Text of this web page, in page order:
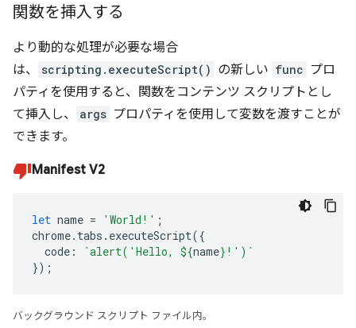
関数を挿入する
より動的な処理が必要な場合
は、
scripting.executeScript() の新しい func プロ
パティを使用すると、関数をコンテンツ スクリプトとし
て挿入し、
args プロパティを使用して変数を渡すことが
できます。
Manifest V2
let name = 'World!' ;
chrome. tabs . executeScript({
code : `alert('Hello, ${name} !')`
});
バックグラウンド スクリプト ファイル内。